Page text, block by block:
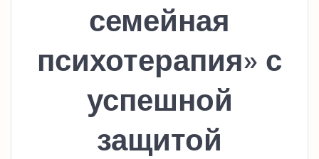
семейная
психотерапия» с
успешной
защитой